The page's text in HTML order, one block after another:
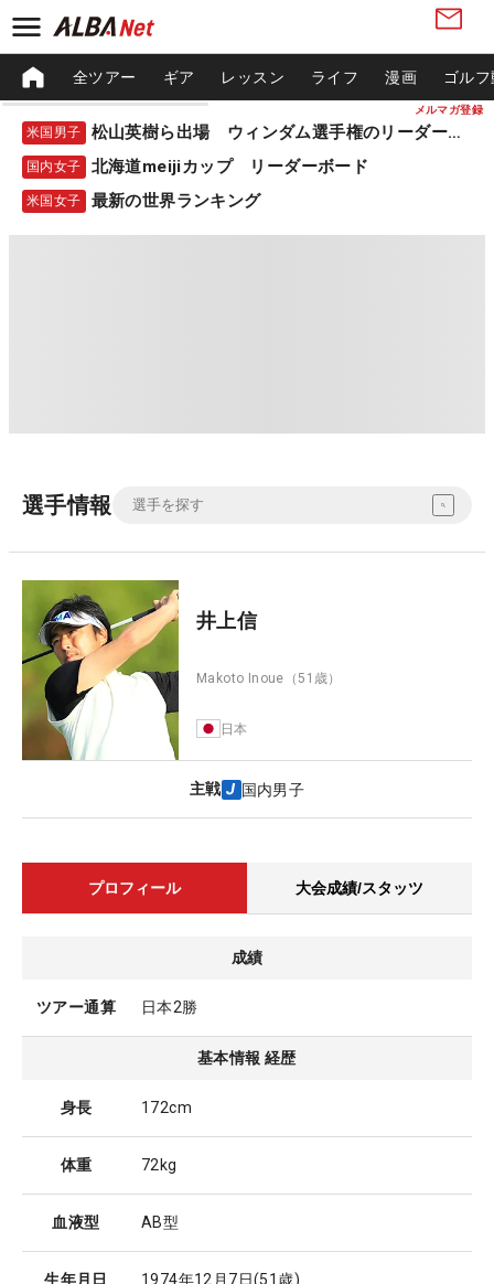
メルマガ登録
全ツアー ギア レッスン ライフ 漫画 ゴル
米国男子 松山英樹ら出場 ウィンダム選手権のリーダーボード
国内女子 北海道meijiカップ リーダーボード
米国女子 最新の世界ランキング
選手情報
井上信
Makoto Inoue （51歳）
日本
主戦 国内男子
プロフィール 大会成績/スタッツ
成績
ツアー通算 日本2勝
基本情報 経歴
身長 172cm
体重 72kg
血液型 AB型
生年月日 1974年12月7日(51歳)